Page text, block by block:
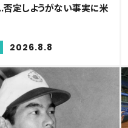
否定しようがない事実に米
2026.8.8